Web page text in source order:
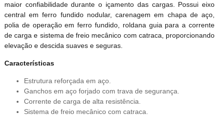
maior confiabilidade durante o içamento das cargas. Possui eixo
central em ferro fundido nodular, carenagem em chapa de aço,
polia de operação em ferro fundido, roldana guia para a corrente
de carga e sistema de freio mecânico com catraca, proporcionando
elevação e descida suaves e seguras.
Características
Estrutura reforçada em aço.
Ganchos em aço forjado com trava de segurança.
Corrente de carga de alta resistência.
Sistema de freio mecânico com catraca.